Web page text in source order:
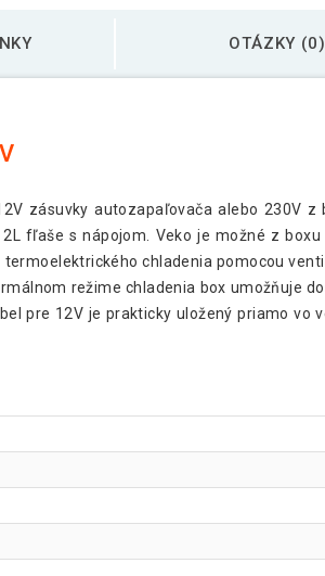
OTÁZKY (0)
zásuvky autozapaľovača alebo 230V
fľaše s nápojom. Veko je možné z
chladenia pomocou
režime chladenia box umožňuje
pre 12V je prakticky uložený priamo vo